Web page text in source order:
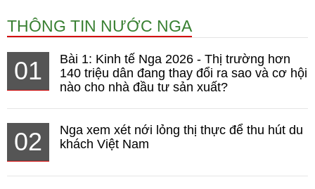
THÔNG TIN NƯỚC NGA
01
Bài 1: Kinh tế Nga 2026 - Thị trường hơn
140 triệu dân đang thay đổi ra sao và cơ hội
nào cho nhà đầu tư sản xuất?
02
Nga xem xét nới lỏng thị thực để thu hút du
khách Việt Nam